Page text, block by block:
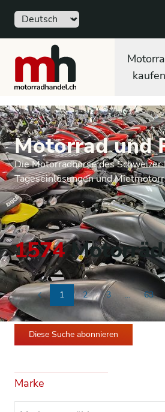
Sprache
motorradhandel.ch
kaufen
Motorrad und
Die Motorradbörse des Schweizer
Tageseinlösungen und
1574
Previous
1 2 3 ... 63
Diese Suche abonnieren
Marke